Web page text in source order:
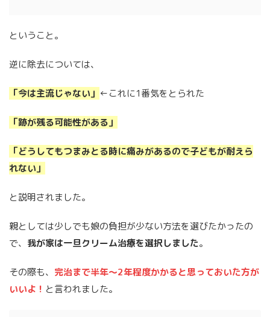
ということ。
逆に除去については、
「今は主流じゃない」 ←これに1番気をとられた
「跡が残る可能性がある」
「どうしてもつまみとる時に痛みがあるので子どもが耐えら
れない」
と説明されました。
親としては少しでも娘の負担が少ない方法を選びたかったの
で、 我が家は一旦クリーム治療を選択しました。
その際も、 完治まで半年〜2年程度かかると思っておいた方が
いいよ！ と言われました。